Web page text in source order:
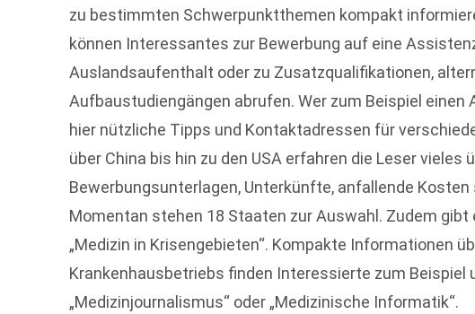
zu bestimmten Schwerpunktthemen kompakt
können Interessantes zur Bewerbung auf eine
Auslandsaufenthalt oder zu Zusatzqualifikationen,
Aufbaustudiengängen abrufen. Wer zum Beispiel
hier nützliche Tipps und Kontaktadressen für
über China bis hin zu den USA erfahren die Leser vieles
Bewerbungsunterlagen, Unterkünfte, anfallende Kosten
Momentan stehen 18 Staaten zur Auswahl. Zudem
„Medizin in Krisengebieten“. Kompakte Informationen
Krankenhausbetriebs finden Interessierte zum Beispiel
„Medizinjournalismus“ oder „Medizinische Informatik“.